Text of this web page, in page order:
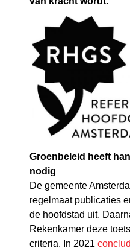
Groenbeleid heeft
nodig
De gemeente
regelmaat publicaties
de hoofdstad uit.
Rekenkamer deze
criteria. In 2021